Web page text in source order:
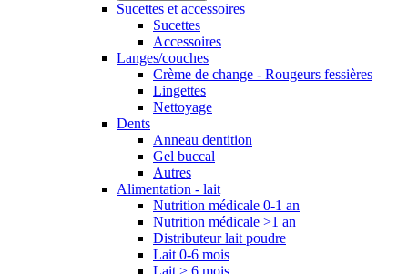
Sucettes et accessoires
Sucettes
Accessoires
Langes/couches
Crème de change - Rougeurs fessières
Lingettes
Nettoyage
Dents
Anneau dentition
Gel buccal
Autres
Alimentation - lait
Nutrition médicale 0-1 an
Nutrition médicale >1 an
Distributeur lait poudre
Lait 0-6 mois
Lait > 6 mois